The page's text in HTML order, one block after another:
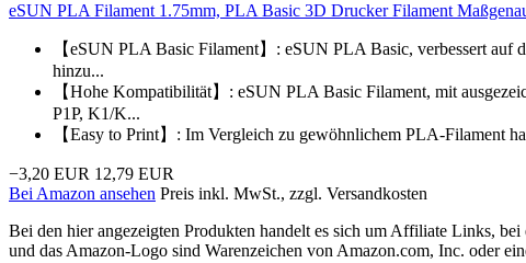
eSUN PLA Filament 1.75mm, PLA Basic 3D Drucker Filament
【eSUN PLA Basic Filament】: eSUN PLA Basic, verbessert
hinzu...
【Hohe Kompatibilität】: eSUN PLA Basic Filament, mit
P1P, K1/K...
【Easy to Print】: Im Vergleich zu gewöhnlichem PLA-Filament
−3,20 EUR 12,79 EUR
Bei Amazon ansehen Preis inkl. MwSt., zzgl. Versandkosten
Bei den hier angezeigten Produkten handelt es sich um Affiliate Links,
und das Amazon-Logo sind Warenzeichen von Amazon.com, Inc. oder